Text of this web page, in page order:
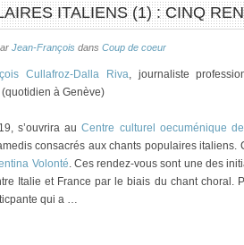
ITALIENS (1) : CINQ
Jean-François dans Coup de coeur
Cullafroz-Dalla Riva, journaliste
(quotidien à Genève)
s’ouvrira auCentre culturel oecuménique
consacrés aux chants populaires italiens.
Volonté. Ces rendez-vous sont une des
Italie et France par le biais du chant choral.
qui a …